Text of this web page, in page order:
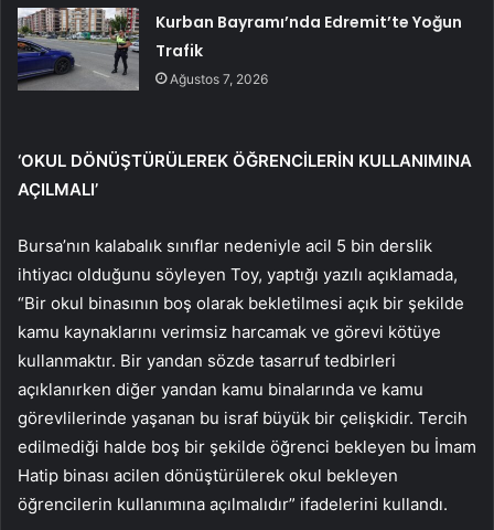
Kurban Bayramı’nda Edremit’te Yoğun
Trafik
Ağustos 7, 2026
‘OKUL DÖNÜŞTÜRÜLEREK ÖĞRENCİLERİN KULLANIMINA
AÇILMALI’
Bursa’nın kalabalık sınıflar nedeniyle acil 5 bin derslik
ihtiyacı olduğunu söyleyen Toy, yaptığı yazılı açıklamada,
“Bir okul binasının boş olarak bekletilmesi açık bir şekilde
kamu kaynaklarını verimsiz harcamak ve görevi kötüye
kullanmaktır. Bir yandan sözde tasarruf tedbirleri
açıklanırken diğer yandan kamu binalarında ve kamu
görevlilerinde yaşanan bu israf büyük bir çelişkidir. Tercih
edilmediği halde boş bir şekilde öğrenci bekleyen bu İmam
Hatip binası acilen dönüştürülerek okul bekleyen
öğrencilerin kullanımına açılmalıdır” ifadelerini kullandı.